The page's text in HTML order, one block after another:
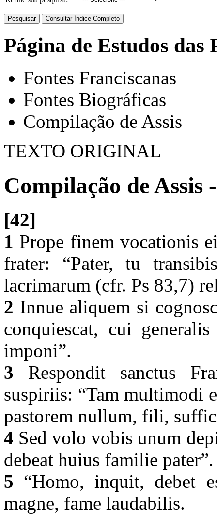
Página de Estudos das
Fontes Franciscanas
Fontes Biográficas
Compilação de Assis
TEXTO ORIGINAL
Compilação de Assis
[42]
1 Prope finem vocationis
frater: “Pater, tu
lacrimarum (cfr. Ps 83,7)
2 Innue aliquem si
conquiescat, cui
imponi”.
3 Respondit sanctus
suspiriis: “Tam multimodi
pastorem nullum, fili,
4 Sed volo vobis unum
debeat huius familie
5 “Homo, inquit, debet
magne, fame laudabilis.